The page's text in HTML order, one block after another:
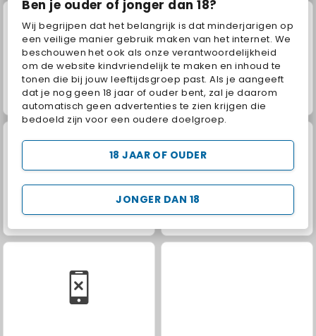
Ben je ouder of jonger dan 18?
Wij begrijpen dat het belangrijk is dat minderjarigen op
een veilige manier gebruik maken van het internet. We
beschouwen het ook als onze verantwoordelijkheid
om de website kindvriendelijk te maken en inhoud te
tonen die bij jouw leeftijdsgroep past. Als je aangeeft
dat je nog geen 18 jaar of ouder bent, zal je daarom
automatisch geen advertenties te zien krijgen die
bedoeld zijn voor een oudere doelgroep.
JONGER DAN 18
18 JAAR OF OUDER
Grand Mahjong Connect Trollface Quest: USA 2